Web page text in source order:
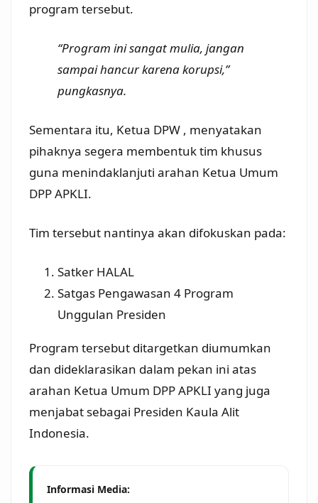
program tersebut.
“Program ini sangat mulia, jangan
sampai hancur karena korupsi,”
pungkasnya.
Sementara itu, Ketua DPW , menyatakan
pihaknya segera membentuk tim khusus
guna menindaklanjuti arahan Ketua Umum
DPP APKLI.
Tim tersebut nantinya akan difokuskan pada:
Satker HALAL
Satgas Pengawasan 4 Program
Unggulan Presiden
Program tersebut ditargetkan diumumkan
dan dideklarasikan dalam pekan ini atas
arahan Ketua Umum DPP APKLI yang juga
menjabat sebagai Presiden Kaula Alit
Indonesia.
Informasi Media: